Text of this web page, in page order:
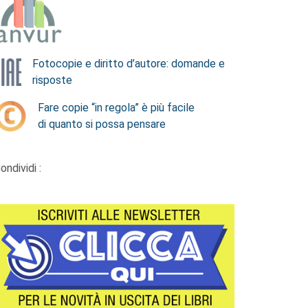
Fotocopie e diritto d’autore: domande e
risposte
Fare copie “in regola” è più facile
di quanto si possa pensare
: